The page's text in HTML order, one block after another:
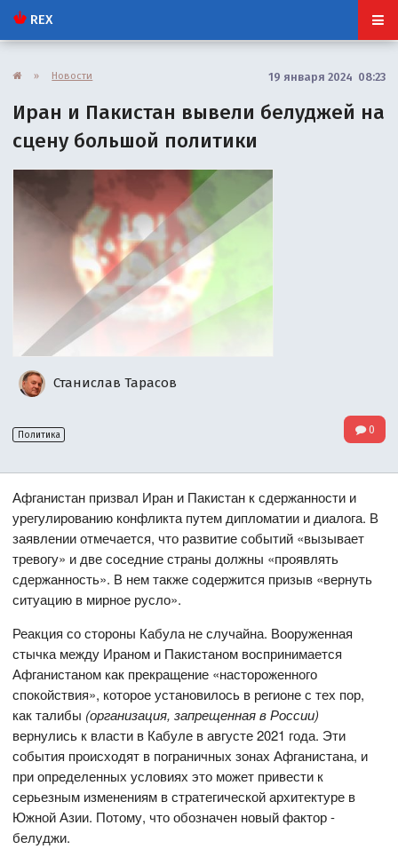
REX
» Новости 19 января 2024 08:23
Иран и Пакистан вывели белуджей на
сцену большой политики
Станислав Тарасов
Политика 0
Афганистан призвал Иран и Пакистан к сдержанности и
урегулированию конфликта путем дипломатии и диалога. В
заявлении отмечается, что развитие событий «вызывает
тревогу» и две соседние страны должны «проявлять
сдержанность». В нем также содержится призыв «вернуть
ситуацию в мирное русло».
Реакция со стороны Кабула не случайна. Вооруженная
стычка между Ираном и Пакистаном воспринимается
Афганистаном как прекращение «настороженного
спокойствия», которое установилось в регионе с тех пор,
как талибы (организация, запрещенная в России)
вернулись к власти в Кабуле в августе 2021 года. Эти
события происходят в пограничных зонах Афганистана, и
при определенных условиях это может привести к
серьезным изменениям в стратегической архитектуре в
Южной Азии. Потому, что обозначен новый фактор -
белуджи.